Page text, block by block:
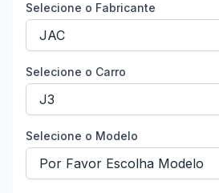
Selecione o Fabricante
Selecione o Carro
Selecione o Modelo